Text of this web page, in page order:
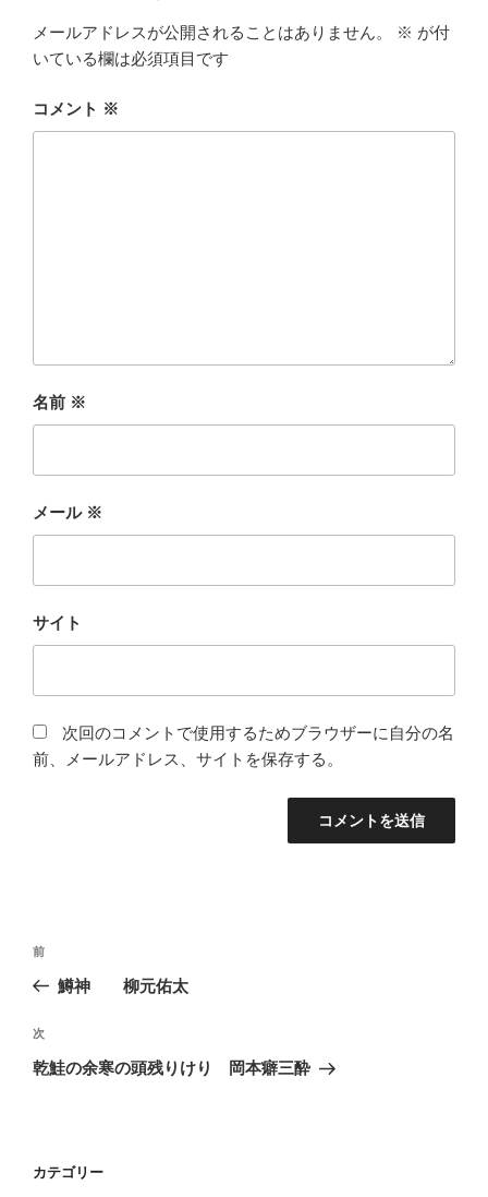
メールアドレスが公開されることはありません。 ※ が付
いている欄は必須項目です
コメント ※
名前 ※
メール ※
サイト
次回のコメントで使用するためブラウザーに自分の名
前、メールアドレス、サイトを保存する。
投
ビ
ゲ
ン
前
の
稿
前
鱒神 柳元佑太
次
の
次
乾鮭の余寒の頭残りけり 岡本癖三酔
カテゴリー